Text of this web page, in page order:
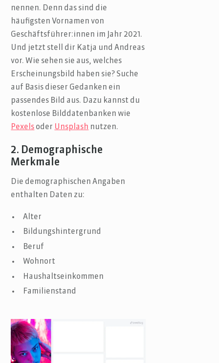
nennen. Denn das sind die
häufigsten Vornamen von
Geschäftsführer:innen im Jahr 2021.
Und jetzt stell dir Katja und Andreas
vor. Wie sehen sie aus, welches
Erscheinungsbild haben sie? Suche
auf Basis dieser Gedanken ein
passendes Bild aus. Dazu kannst du
kostenlose Bilddatenbanken wie
Pexels oder Unsplash nutzen.
2. Demographische
Merkmale
Die demographischen Angaben
enthalten Daten zu:
Alter
Bildungshintergrund
Beruf
Wohnort
Haushaltseinkommen
Familienstand